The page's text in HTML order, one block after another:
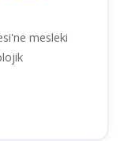
mesleki